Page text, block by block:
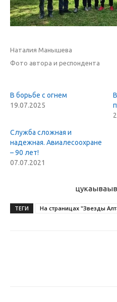
Наталия Манышева
Фото автора и респондента
В борьбе с огнем
19.07.2025
Служба сложная и
надежная. Авиалесоохране
– 90 лет!
07.07.2021
цукаыва
ТЕГИ На страницах "Звезды